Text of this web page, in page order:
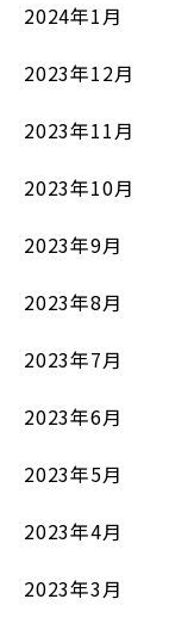
2024年1月
2023年12月
2023年11月
2023年10月
2023年9月
2023年8月
2023年7月
2023年6月
2023年5月
2023年4月
2023年3月